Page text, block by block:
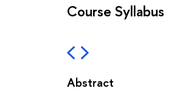
Course Syllabus
Abstract